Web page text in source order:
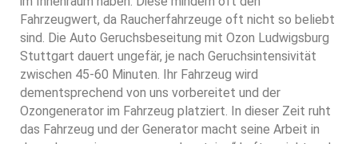
Fahrzeugwert, da Raucherfahrzeuge oft nicht so beliebt
sind. Die Auto Geruchsbeseitung mit Ozon Ludwigsburg
Stuttgart dauert ungefär, je nach Geruchsintensivität
zwischen 45-60 Minuten. Ihr Fahrzeug wird
dementsprechend von uns vorbereitet und der
Ozongenerator im Fahrzeug platziert. In dieser Zeit ruht
das Fahrzeug und der Generator macht seine Arbeit in